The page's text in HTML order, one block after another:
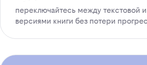
переключайтесь между текстовой
версиями книги без потери